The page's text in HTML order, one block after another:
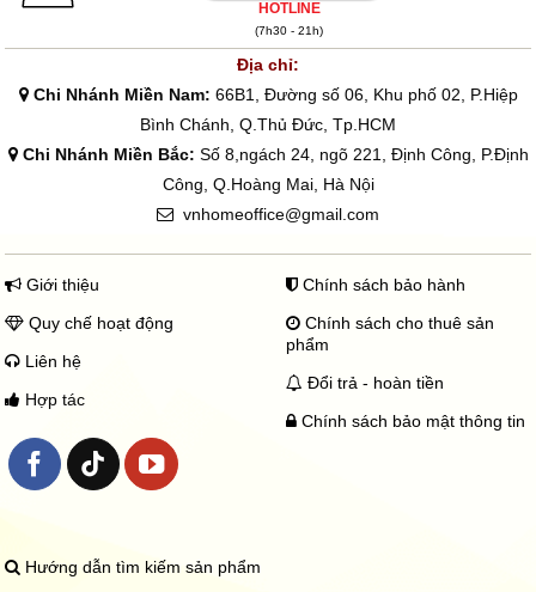
₫
á
t
ừ
3
5
0
0
₫
ế
HOTLINE
(7h30 - 21h)
Địa chỉ:
Chi Nhánh Miền Nam: 66B1, Đường số 06, Khu phố 02, P.Hiệp
Bình Chánh, Q.Thủ Đức, Tp.HCM
Chi Nhánh Miền Bắc: Số 8,ngách 24, ngõ 221, Định Công, P.Định
Công, Q.Hoàng Mai, Hà Nội
vnhomeoffice@gmail.com
Giới thiệu
Quy chế hoạt động
Liên hệ
Hợp tác
Chính sách bảo hành
Chính sách cho thuê sản
phẩm
Đổi trả - hoàn tiền
Chính sách bảo mật thông tin
Hướng dẫn tìm kiếm sản phẩm